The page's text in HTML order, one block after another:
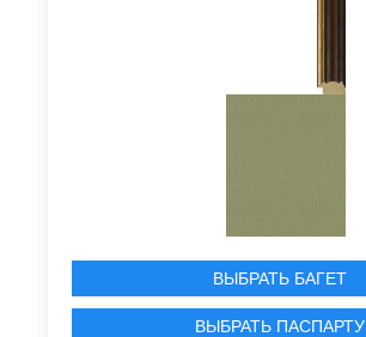
ВЫБРАТЬ БАГЕТ
ВЫБРАТЬ ПАСПАРТУ